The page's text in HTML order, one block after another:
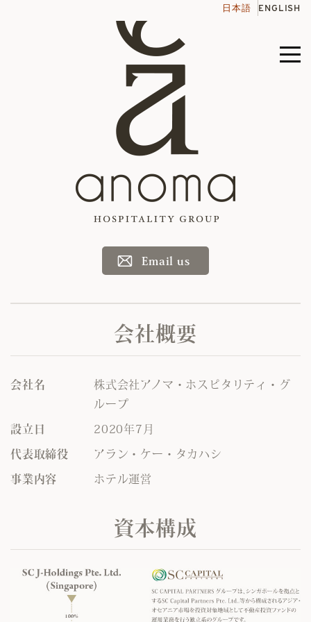
Menu
Email us
日本語 ENGLISH
会社概要
会社名
株式会社アノマ・ホスピタリティ・グ
ループ
設立日
2020年7月
代表取締役
アラン・ケー・タカハシ
事業内容
ホテル運営
資本構成